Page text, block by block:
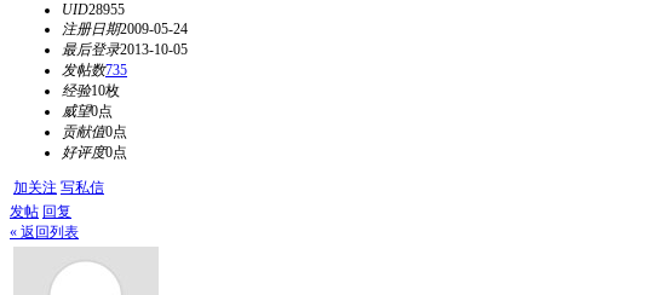
UID28955
注册日期2009-05-24
最后登录2013-10-05
发帖数735
经验10枚
威望0点
贡献值0点
好评度0点
加关注 写私信
发帖 回复
« 返回列表